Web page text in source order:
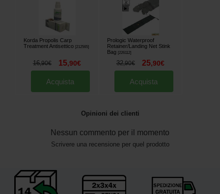
Korda Propolis Carp
Treatment Antisettico [212565]
16,90€ 15,90€
Acquista
Prologic Waterproof
Retainer/Landing Net Stink
Bag [226112]
32,90€ 25,90€
Acquista
Opinioni dei clienti
Nessun commento per il momento
Scrivere una recensione per quel prodotto